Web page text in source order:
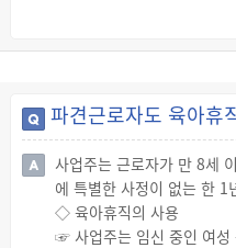
파견근로자도 육아휴
사업주는 근로자가 만 8세
에 특별한 사정이 없는 한 1
◇ 육아휴직의 사용
☞ 사업주는 임신 중인 여성